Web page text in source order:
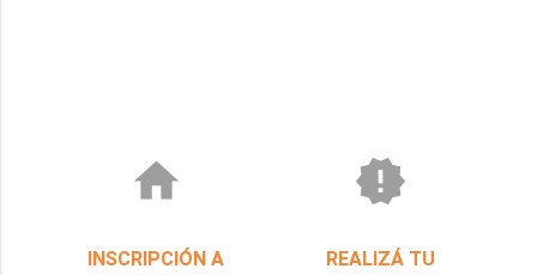
home
INSCRIPCIÓN A
new_releases
REALIZÁ TU